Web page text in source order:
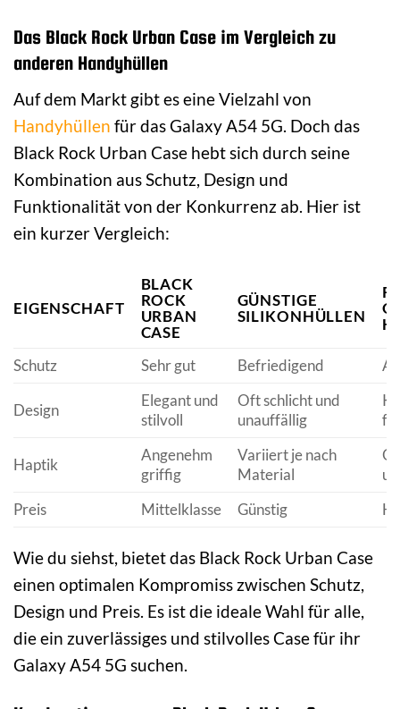
Das Black Rock Urban Case im Vergleich zu
anderen Handyhüllen
Auf dem Markt gibt es eine Vielzahl von
Handyhüllen für das Galaxy A54 5G. Doch das
Black Rock Urban Case hebt sich durch seine
Kombination aus Schutz, Design und
Funktionalität von der Konkurrenz ab. Hier ist
ein kurzer Vergleich:
EIGENSCHAFT
BLACK
ROCK
URBAN
CASE
GÜNSTIGE
SILIKONHÜLLEN
Schutz Sehr gut Befriedigend
Design
Elegant und
stilvoll
Oft schlicht und
unauffällig
Haptik
Angenehm
griffig
Variiert je nach
Material
Preis
Mittelklasse Günstig
Wie du siehst, bietet das Black Rock Urban Case
einen optimalen Kompromiss zwischen Schutz,
Design und Preis. Es ist die ideale Wahl für alle,
die ein zuverlässiges und stilvolles Case für ihr
Galaxy A54 5G suchen.